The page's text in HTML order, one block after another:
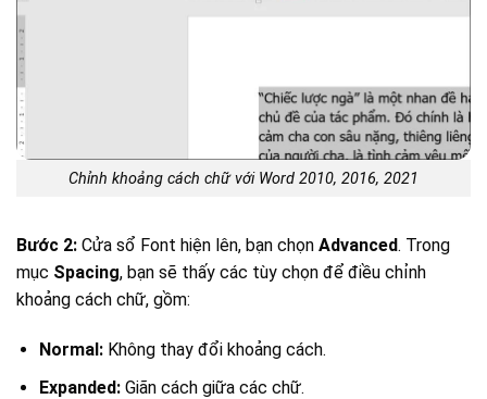
Chỉnh khoảng cách chữ với Word 2010, 2016, 2021
Bước 2: Cửa sổ Font hiện lên, bạn chọn Advanced. Trong
mục Spacing, bạn sẽ thấy các tùy chọn để điều chỉnh
khoảng cách chữ, gồm:
Normal:Không thay đổi khoảng cách.
Expanded:Giãn cách giữa các chữ.